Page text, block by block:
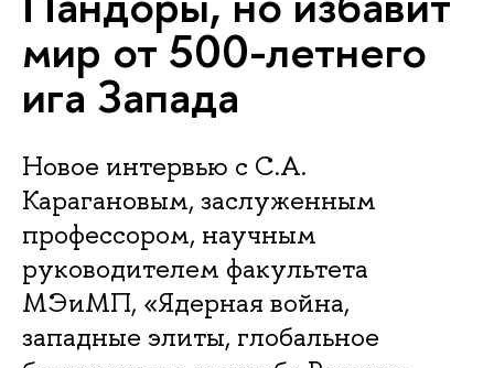
мир от 500-летнего
ига Запада
Новое интервью с С.А.
Карагановым, заслуженным
профессором, научным
руководителем факультета
МЭиМП, «Ядерная война,
западные элиты, глобальное